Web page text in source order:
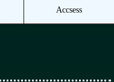
Accsess